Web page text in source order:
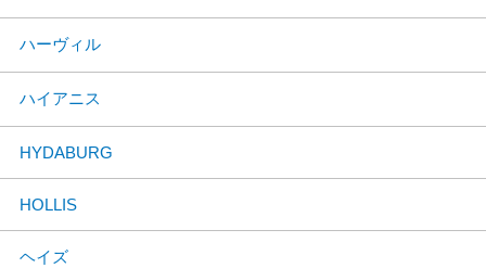
ハーヴィル
ハイアニス
HYDABURG
HOLLIS
ヘイズ